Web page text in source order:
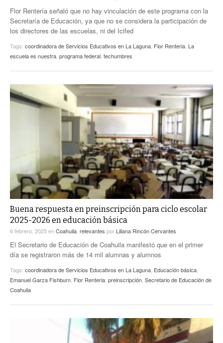
LA MEJOR INFORMACIÓN
Flor Rentería señaló que no hay vinculación de este programa con la
Secretaría de Educación, ya que no se considera la participación de
los directores de las escuelas, ni del Icifed
Tags: coordinadora de Servicios Educativos en La Laguna Flor Renteria La
escuela es nuestra programa federal techumbres
Buena respuesta en preinscripción para ciclo escolar
2025-2026 en educación básica
6 febrero, 2025enCoahuila relevantes por Liliana Rincón Cervantes
El Secretario de Educación de Coahuila manifestó que en el primer
día se registraron más de 14 mil alumnas y alumnos
Tags: coordinadora de Servicios Educativos en La Laguna Educación básica
Emanuel Garza Fishburn Flor Renteria preinscripción Secretario de Educación de
Coahuila